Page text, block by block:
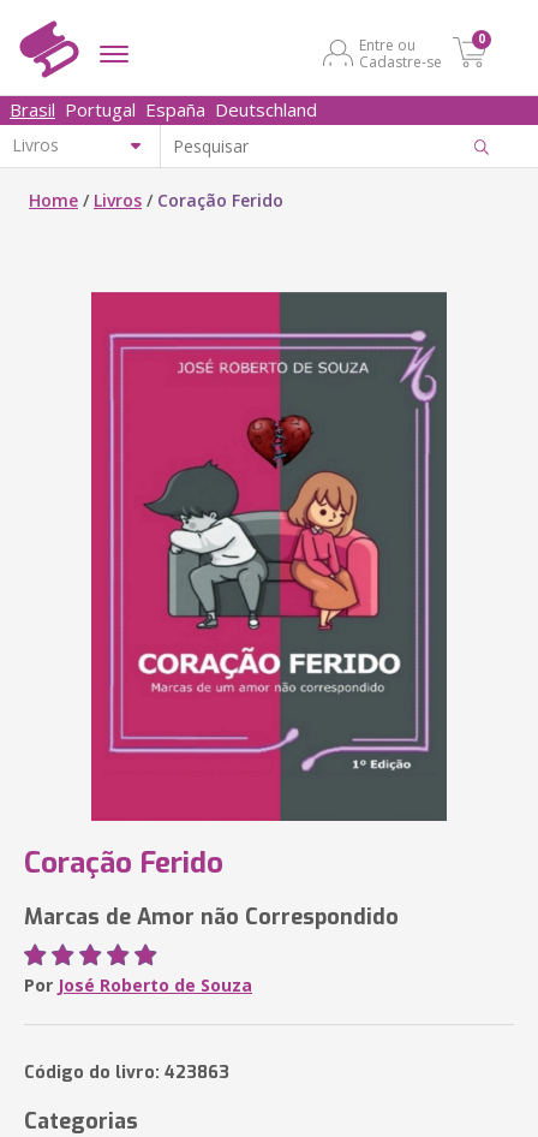
Entre ou
Cadastre-se
0
Brasil Portugal España Deutschland
Home / Livros / Coração Ferido
Coração Ferido
Marcas de Amor não Correspondido
Por José Roberto de Souza
Código do livro: 423863
Categorias